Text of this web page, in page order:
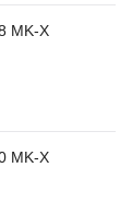
MK-X
MK-X